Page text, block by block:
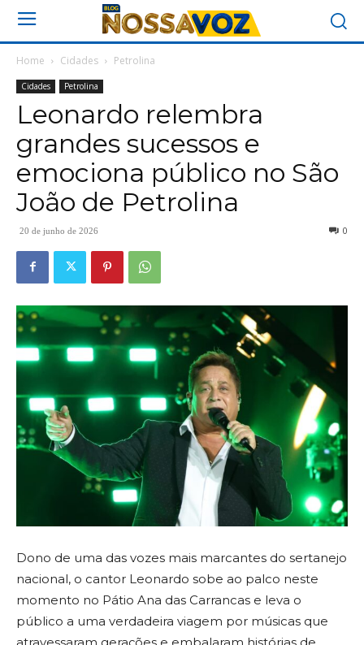
Home Cidades Petrolina
Cidades Petrolina
Leonardo relembra
grandes sucessos e
emociona público no São
João de Petrolina
20 de junho de 2026 0
Dono de uma das vozes mais marcantes do sertanejo
nacional, o cantor Leonardo sobe ao palco neste
momento no Pátio Ana das Carrancas e leva o
público a uma verdadeira viagem por músicas que
atravessaram gerações e embalaram histórias de